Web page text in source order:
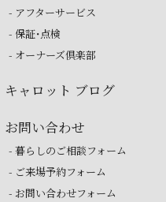
- アフターサービス
- 保証・点検
- オーナーズ倶楽部
キャロット ブログ
お問い合わせ
- 暮らしのご相談フォーム
- ご来場予約フォーム
- お問い合わせフォーム